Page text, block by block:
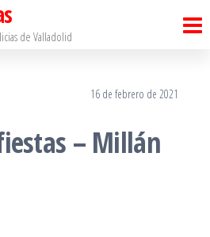
de Valladolid
16 de febrero de 2021
– Millán